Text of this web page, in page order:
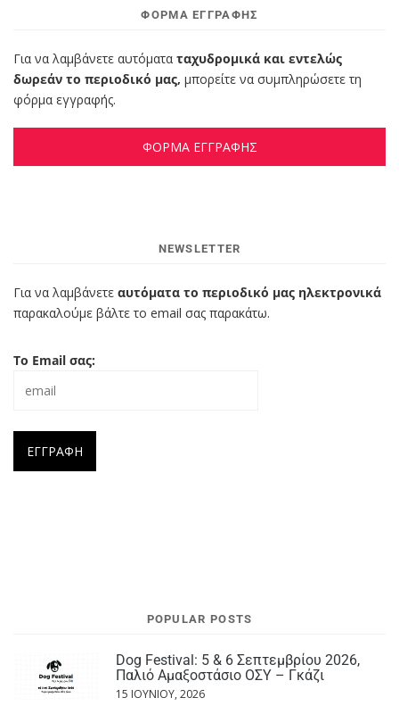
ΦΌΡΜΑ ΕΓΓΡΑΦΉΣ
Για να λαμβάνετε αυτόματα ταχυδρομικά και εντελώς
δωρεάν το περιοδικό μας, μπορείτε να συμπληρώσετε τη
φόρμα εγγραφής.
ΦΟΡΜΑ ΕΓΓΡΑΦΗΣ
NEWSLETTER
Για να λαμβάνετε αυτόματα το περιοδικό μας ηλεκτρονικά
παρακαλούμε βάλτε το email σας παρακάτω.
Το Email σας:
POPULAR POSTS
Dog Festival: 5 & 6 Σεπτεμβρίου 2026,
Παλιό Αμαξοστάσιο ΟΣΥ – Γκάζι
15 ΙΟΥΝΊΟΥ, 2026